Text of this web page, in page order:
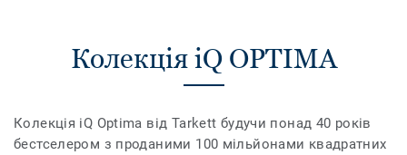
Колекція iQ OPTIMA
Колекція iQ Optima від Tarkett будучи понад 40 років
бестселером з проданими 100 мільйонами квадратних